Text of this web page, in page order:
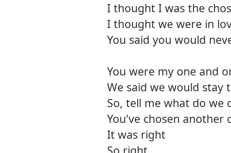
I thought I was the
I thought we were in
You said you would
You were my one and
We said we would stay
So, tell me what do we
You've chosen another
It was right